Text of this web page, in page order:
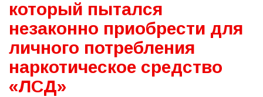
который пытался
незаконно приобрести для
личного потребления
наркотическое средство
«ЛСД»